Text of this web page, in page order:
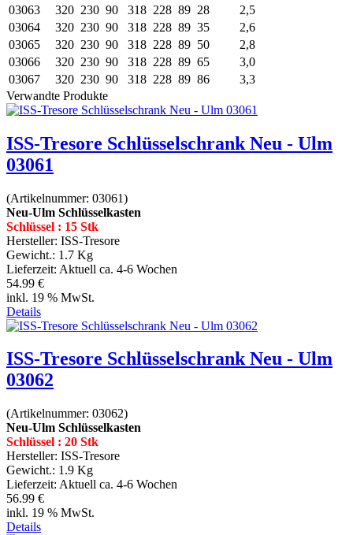
03063
320 230 90 318 228 89 28
2,5
03064
320 230 90 318 228 89 35
2,6
03065
320 230 90 318 228 89 50
2,8
03066
320 230 90 318 228 89 65
3,0
03067
320 230 90 318 228 89 86
3,3
Verwandte Produkte
ISS-Tresore Schlüsselschrank Neu - Ulm
03061
(Artikelnummer: 03061)
Neu-Ulm Schlüsselkasten
Schlüssel : 15 Stk
Hersteller: ISS-Tresore
Gewicht.: 1.7 Kg
Lieferzeit: Aktuell ca. 4-6 Wochen
54.99 €
inkl. 19 % MwSt.
Details
ISS-Tresore Schlüsselschrank Neu - Ulm
03062
(Artikelnummer: 03062)
Neu-Ulm Schlüsselkasten
Schlüssel : 20 Stk
Hersteller: ISS-Tresore
Gewicht.: 1.9 Kg
Lieferzeit: Aktuell ca. 4-6 Wochen
56.99 €
inkl. 19 % MwSt.
Details